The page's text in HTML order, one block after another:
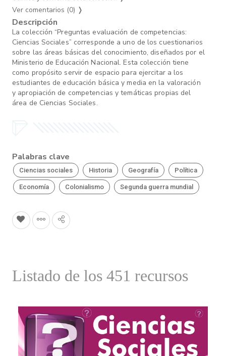
Ver comentarios (0) ❭
Descripción
La colección “Preguntas evaluación de competencias:
Ciencias Sociales” corresponde a uno de los cuestionarios
sobre las áreas básicas del conocimiento, diseñados por el
Ministerio de Educación Nacional. Esta colección tiene
como propósito servir de espacio para ejercitar a los
estudiantes de educación básica y media en la valoración
y apropiación de competencias y temáticas propias del
área de Ciencias Sociales.
Palabras clave
Ciencias sociales Historia Geografía Política
Economía Colonialismo Segunda guerra mundial
Listado de los 451 recursos